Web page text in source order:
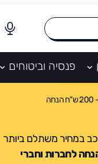
פנסיה וביטוחים
לרכב במחיר משתלם ביותר
הנחה לחברות וחברי